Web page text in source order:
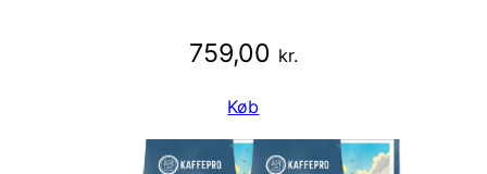
759,00 kr.
Køb